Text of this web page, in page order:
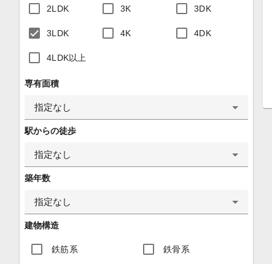
2LDK 3K 3DK
3LDK 4K 4DK
4LDK以上
専有面積
指定なし
駅からの徒歩
指定なし
築年数
指定なし
建物構造
鉄筋系 鉄骨系